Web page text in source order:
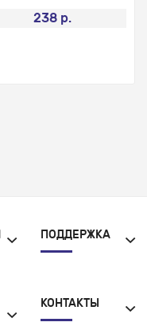
238 р.
ПОДДЕРЖКА
КОНТАКТЫ